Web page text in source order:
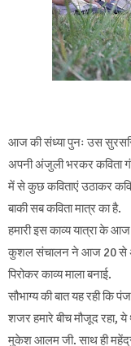
आज की संध्या पुनः उस
अपनी अंजुली भरकर कविता
में से कुछ कविताएं उठाकर
बाकी सब कविता मात्र का है.
हमारी इस काव्य यात्रा के
कुशल संचालन ने आज 20 से
पिरोकर काव्य माला बनाई.
सौभाग्य की बात यह रही कि
शजर हमारे बीच मौजूद रहा,
मुकेश आलम जी. साथ ही